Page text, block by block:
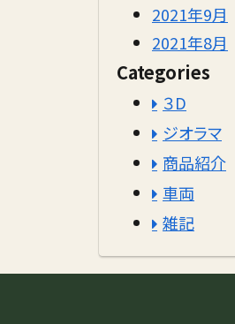
2021年9月
2021年8月
Categories
３D
ジオラマ
商品紹介
車両
雑記